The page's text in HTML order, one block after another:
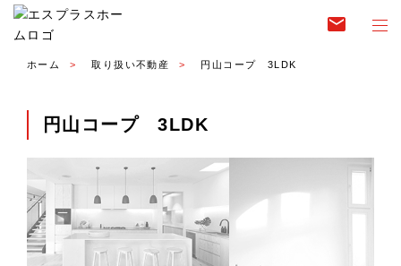
email
ホーム 取り扱い不動産 円山コープ 3LDK
円山コープ 3LDK